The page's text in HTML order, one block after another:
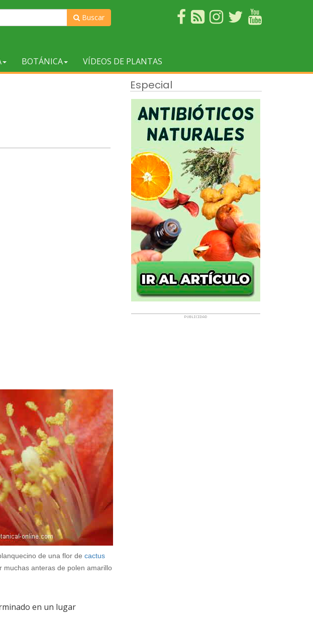
Buscar
BOTÁNICA VÍDEOS DE PLANTAS
de una flor de cactus
muchas anteras de polen amarillo
en un lugar
Especial